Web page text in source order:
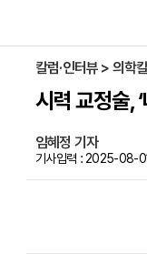
칼럼·인터뷰 > 의학
시력 교정술,
임혜정 기자
기사입력 : 2025-08-